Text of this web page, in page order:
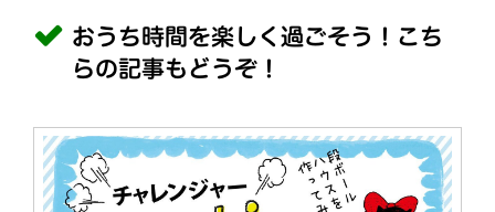
おうち時間を楽しく過ごそう！こち
らの記事もどうぞ！